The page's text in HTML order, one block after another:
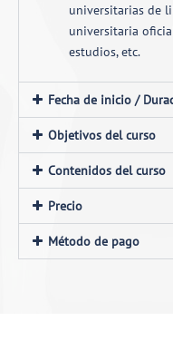
universitarias de
universitaria
estudios, etc.
Fecha de inicio /
Objetivos del curso
Contenidos del curso
Precio
Método de pago